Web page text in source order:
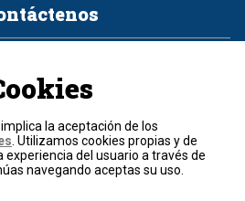
de cookies
y condiciones
RCN Medios.
derechos reservados.
la aceptación de los
. Utilizamos cookies propias y de
del usuario a través de
navegando aceptas su uso.